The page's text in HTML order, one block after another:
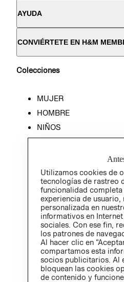
AYUDA
CONVIÉRTETE EN H&M
Colecciones
MUJER
HOMBRE
NIÑOS
Utilizamos cookies de
tecnologías de rastreo
funcionalidad
experiencia de
personalizada en
informativos en
sociales. Con ese fin,
los patrones de
Al hacer clic en
compartamos esta
socios publicitarios. Al
bloquean las cookies
de contenido y